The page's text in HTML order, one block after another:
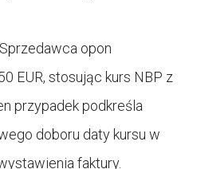
Sprzedawca opon
EUR, stosując kurs NBP z
przypadek podkreśla
doboru daty kursu w
faktury.